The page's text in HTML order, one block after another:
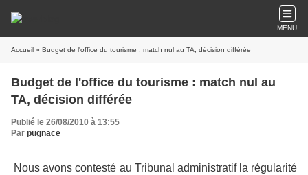
MENU
Accueil » Budget de l'office du tourisme : match nul au TA, décision différée
Budget de l'office du tourisme : match nul au
TA, décision différée
Publié le 26/08/2010 à 13:55
Par pugnace
Nous avons contesté au Tribunal administratif la régularité